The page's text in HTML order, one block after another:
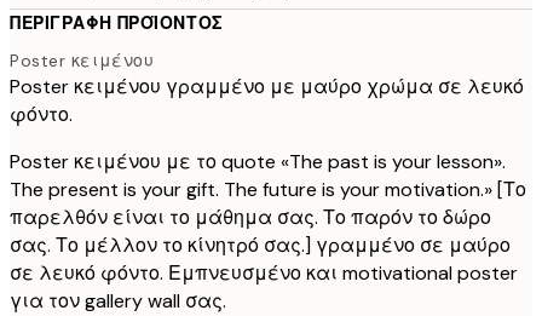
ΠΕΡΙΓΡΑΦΉ ΠΡΟΪΌΝΤΟΣ
Poster κειμένου
Poster κειμένου γραμμένο με μαύρο χρώμα σε λευκό
φόντο.
Poster κειμένου με το quote «The past is your lesson».
The present is your gift. The future is your motivation.» [Το
παρελθόν είναι το μάθημα σας. Το παρόν το δώρο
σας. Το μέλλον το κίνητρό σας.] γραμμένο σε μαύρο
σε λευκό φόντο. Εμπνευσμένο και motivational poster
για τον gallery wall σας.